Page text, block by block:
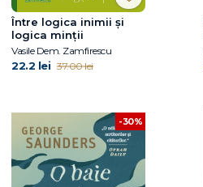
Între logica inimii şi
logica minţii
Vasile Dem. Zamfirescu
22.2 lei 37.00 lei
-30%